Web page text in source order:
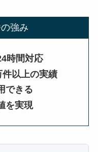
強み
時間対応
件以上の実績
できる
を実現